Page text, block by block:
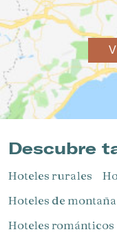
Descubre
Hoteles rurales
Hoteles de montaña
Hoteles románticos